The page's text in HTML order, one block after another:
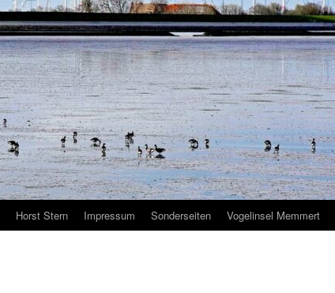
Horst Stern Impressum Sonderseiten Vogelinsel Memmert